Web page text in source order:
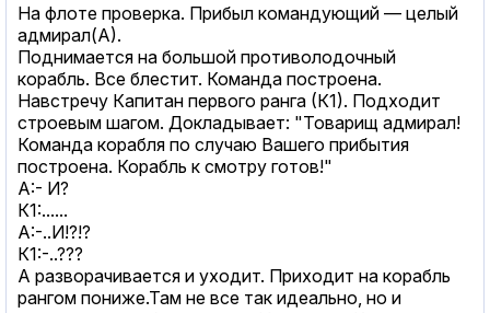
На флоте проверка. Прибыл командующий — целый
адмирал(А).
Поднимается на большой противолодочный
корабль. Все блестит. Команда построена.
Навстречу Капитан первого ранга (К1). Подходит
строевым шагом. Докладывает: "Товарищ адмирал!
Команда корабля по случаю Вашего прибытия
построена. Корабль к смотру готов!"
А:- И?
К1:......
А:-..И!?!?
К1:-..???
А разворачивается и уходит. Приходит на корабль
рангом пониже.Там не все так идеально, но и